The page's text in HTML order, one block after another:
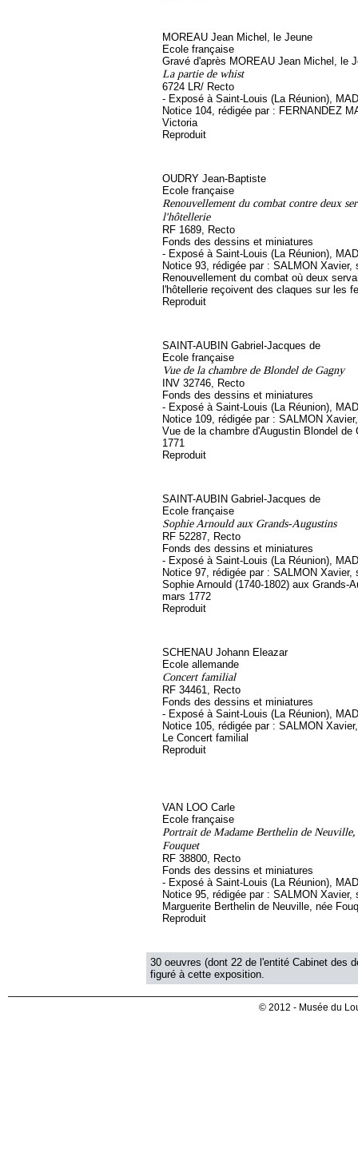
MOREAU Jean Michel, le Jeune
Ecole française
Gravé d'après MOREAU Jean Michel, le
La partie de whist
6724 LR/ Recto
- Exposé à Saint-Louis (La Réunion),
Notice 104, rédigée par : FERNANDEZ
Victoria
Reproduit
OUDRY Jean-Baptiste
Ecole française
Renouvellement du combat contre deux
l'hôtellerie
RF 1689, Recto
Fonds des dessins et miniatures
- Exposé à Saint-Louis (La Réunion),
Notice 93, rédigée par : SALMON Xavier,
Renouvellement du combat où deux
l'hôtellerie reçoivent des claques sur les
Reproduit
SAINT-AUBIN Gabriel-Jacques de
Ecole française
Vue de la chambre de Blondel de Gagny
INV 32746, Recto
Fonds des dessins et miniatures
- Exposé à Saint-Louis (La Réunion),
Notice 109, rédigée par : SALMON
Vue de la chambre d'Augustin Blondel de
1771
Reproduit
SAINT-AUBIN Gabriel-Jacques de
Ecole française
Sophie Arnould aux Grands-Augustins
RF 52287, Recto
Fonds des dessins et miniatures
- Exposé à Saint-Louis (La Réunion),
Notice 97, rédigée par : SALMON Xavier,
Sophie Arnould (1740-1802) aux Grands-
mars 1772
Reproduit
SCHENAU Johann Eleazar
Ecole allemande
Concert familial
RF 34461, Recto
Fonds des dessins et miniatures
- Exposé à Saint-Louis (La Réunion),
Notice 105, rédigée par : SALMON
Le Concert familial
Reproduit
VAN LOO Carle
Ecole française
Portrait de Madame Berthelin de
Fouquet
RF 38800, Recto
Fonds des dessins et miniatures
- Exposé à Saint-Louis (La Réunion),
Notice 95, rédigée par : SALMON Xavier,
Marguerite Berthelin de Neuville, née
Reproduit
30 oeuvres (dont 22 de l'entité Cabinet des
figuré à cette exposition.
© 2012 - Musée du